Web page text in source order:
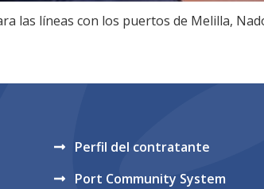
las líneas con los puertos de Melilla,
Perfil del contratante
Port Community System